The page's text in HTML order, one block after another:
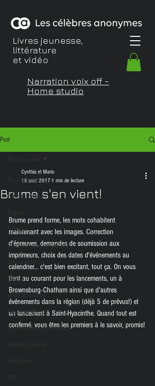
Livres jeunesse,
littérature
et vidéo
Narration voix off -
Home studio
Post
Tous les posts
Films et vidéos
Français
Micro-nouvelle et nouvelle
Salons et foires
Balado
ePUB accessible
Autour de Maude
Commentaires des lecteurs
Brume s'en vient!
Cynthia et Mario
18 août 2017 1 min de lecture
Brume prend forme, les mots cohabitent
maintenant avec les images. Correction
d'épreuves, demandes de soumission aux
imprimeurs, choix des dates d'événements au
calendrier... c'est bien excitant, tout ça. On vous
tient au courant pour les lancements, un à
Brownsburg-Chatham ainsi que d'autres
événements dans la région (déjà 5 de prévus!) et
un lancement à Saint-Hyacinthe. Quand tout est
confirmé, vous êtes les premiers à le savoir, promis!